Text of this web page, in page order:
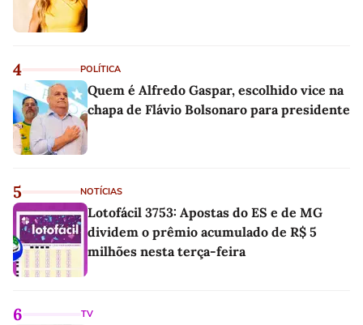
4 POLÍTICA
Quem é Alfredo Gaspar, escolhido vice na
chapa de Flávio Bolsonaro para presidente
5 NOTÍCIAS
Lotofácil 3753: Apostas do ES e de MG
dividem o prêmio acumulado de R$ 5
milhões nesta terça-feira
6 TV